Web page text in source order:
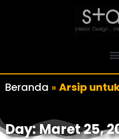
Beranda » Arsip
Day: Maret 25,